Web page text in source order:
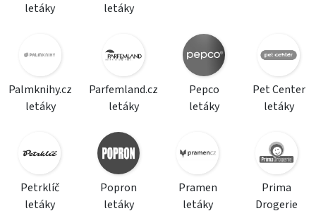
letáky
letáky
Palmknihy.cz
letáky
Parfemland.cz
letáky
Pepco
letáky
Pet Center
letáky
Petrklíč
letáky
Popron
letáky
Pramen
letáky
Prima
Drogerie